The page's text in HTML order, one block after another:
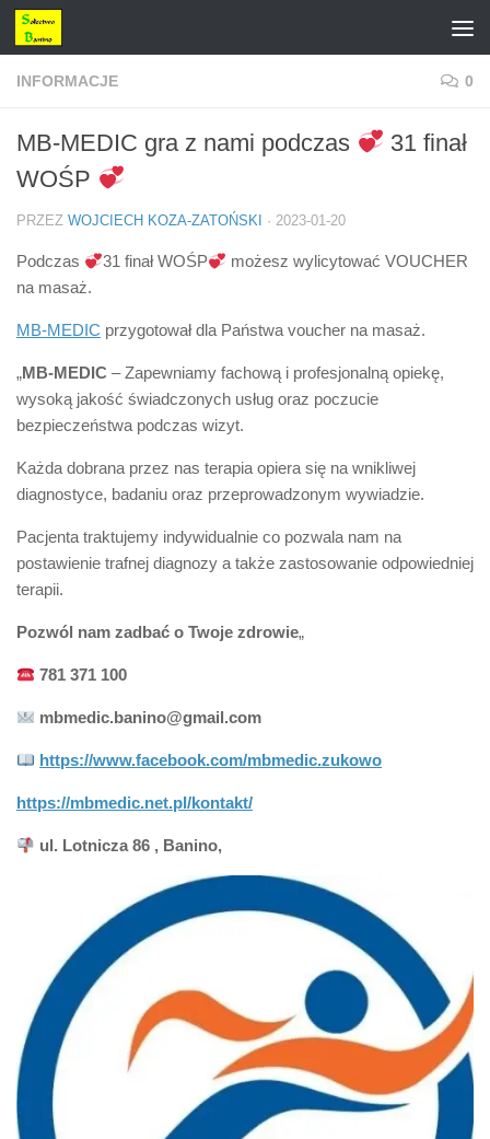
Przejdź do treści
INFORMACJE 0
MB-MEDIC gra z nami podczas
31 finał
WOŚP
PRZEZ WOJCIECH KOZA-ZATOŃSKI · 2023-01-20
Podczas 31 finał WOŚP
możesz wylicytować VOUCHER
na masaż.
MB-MEDIC przygotował dla Państwa voucher na masaż.
„MB-MEDIC – Zapewniamy fachową i profesjonalną opiekę,
wysoką jakość świadczonych usług oraz poczucie
bezpieczeństwa podczas wizyt.
Każda dobrana przez nas terapia opiera się na wnikliwej
diagnostyce, badaniu oraz przeprowadzonym wywiadzie.
Pacjenta traktujemy indywidualnie co pozwala nam na
postawienie trafnej diagnozy a także zastosowanie odpowiedniej
terapii.
Pozwól nam zadbać o Twoje zdrowie„
781 371 100
mbmedic.banino@gmail.com
https://www.facebook.com/mbmedic.zukowo
https://mbmedic.net.pl/kontakt/
ul. Lotnicza 86 , Banino,